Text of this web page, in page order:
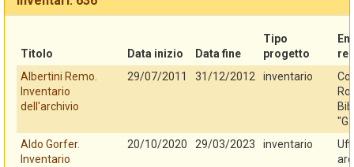
Titolo Data inizio Data fine
Tipo
progetto
Albertini Remo.
Inventario
dell'archivio
29/07/2011 31/12/2012 inventario
Aldo Gorfer.
Inventario
20/10/2020 29/03/2023 inventario